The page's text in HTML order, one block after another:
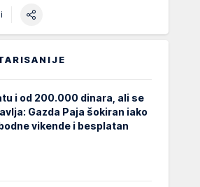
i od 200.000 dinara, ali se
Gazda Paja šokiran iako
vikende i besplatan